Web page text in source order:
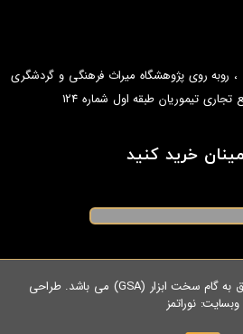
، روبه روی پژوهشگاه میراث فرهنگی و گردشگری
تیموریان طبقه اول شماره 124
خرید کنید
کلیه حقوق این وبسایت متعلق به گام سخت ابزار (GSA) می باشد. طراحی
وبسایت:نوراتمز